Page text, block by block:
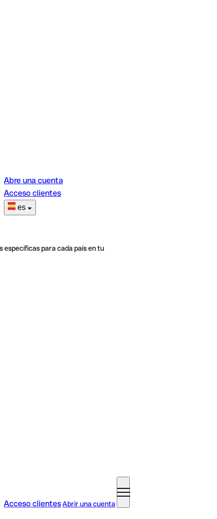
Abre una cuenta
Acceso clientes
es
específicas para cada país en tu
Acceso clientesAbrir una cuenta